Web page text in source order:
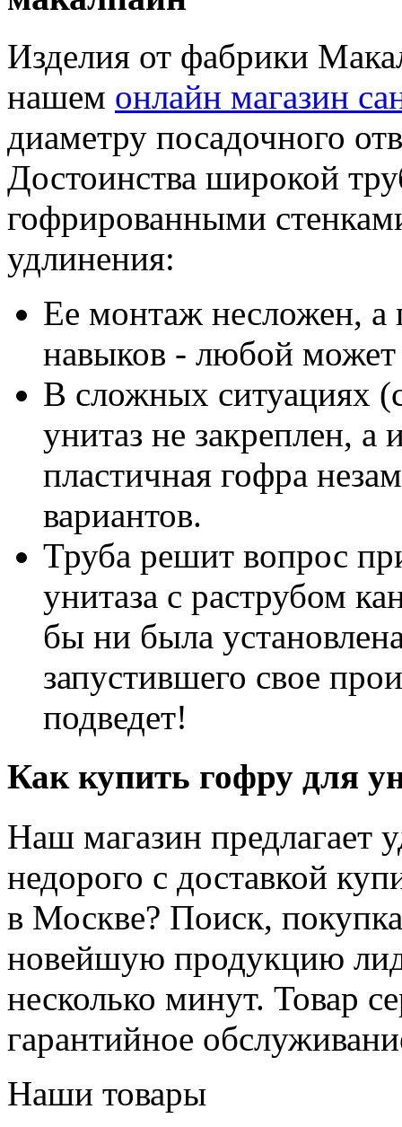
Изделия от фабрики
нашем онлайн магазин
диаметру посадочного
Достоинства широкой
гофрированными
удлинения:
Ее монтаж несложен, а
навыков - любой может
В сложных ситуациях
унитаз не закреплен, а
пластичная гофра
вариантов.
Труба решит вопрос
унитаза с раструбом
бы ни была
запустившего свое
подведет!
Как купить гофру для
Наш магазин предлагает
недорого с доставкой
в Москве? Поиск,
новейшую продукцию
несколько минут. Товар
гарантийное
Наши товары